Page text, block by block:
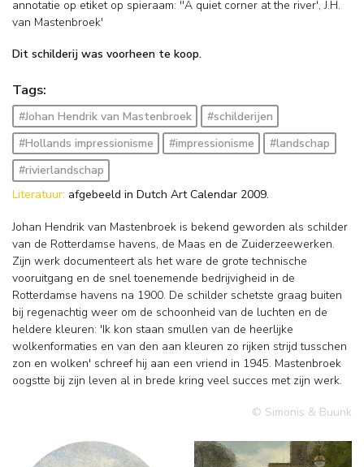
annotatie op etiket op spieraam: ''A quiet corner at the river', J.H.
van Mastenbroek'
Dit schilderij was voorheen te koop.
Tags:
#Johan Hendrik van Mastenbroek
#schilderijen
#Hollands impressionisme
#impressionisme
#landschap
#rivierlandschap
Literatuur: afgebeeld in Dutch Art Calendar 2009.
Johan Hendrik van Mastenbroek is bekend geworden als schilder
van de Rotterdamse havens, de Maas en de Zuiderzeewerken.
Zijn werk documenteert als het ware de grote technische
vooruitgang en de snel toenemende bedrijvigheid in de
Rotterdamse havens na 1900. De schilder schetste graag buiten
bij regenachtig weer om de schoonheid van de luchten en de
heldere kleuren: 'Ik kon staan smullen van de heerlijke
wolkenformaties en van den aan kleuren zo rijken strijd tusschen
zon en wolken' schreef hij aan een vriend in 1945. Mastenbroek
oogstte bij zijn leven al in brede kring veel succes met zijn werk.
© Simonis & Buunk